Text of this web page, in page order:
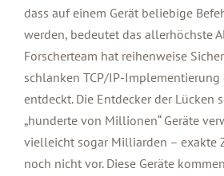
dass auf einem Gerät beliebige
werden, bedeutet das allerhöchste
Forscherteam hat reihenweise
schlanken TCP/IP-Implementierung
entdeckt. Die Entdecker der Lücken
„hunderte von Millionen“ Geräte
vielleicht sogar Milliarden – exakte
noch nicht vor. Diese Geräte